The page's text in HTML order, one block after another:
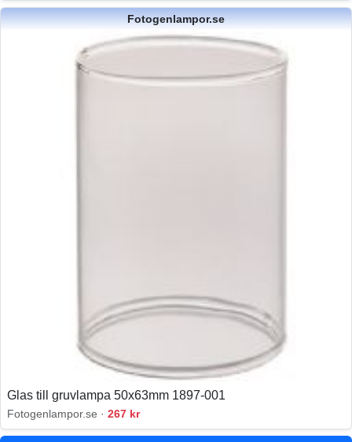
Fotogenlampor.se
Glas till gruvlampa 50x63mm 1897-001
Fotogenlampor.se · 267 kr